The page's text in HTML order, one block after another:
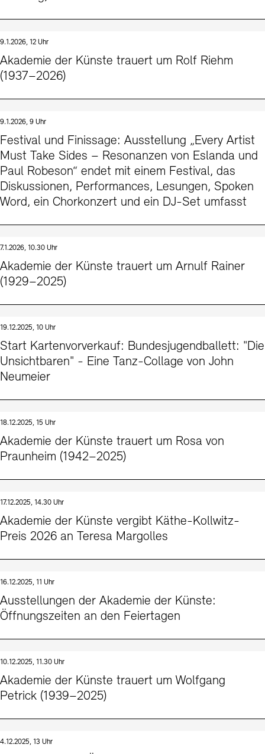
9.1.2026, 12 Uhr
Akademie der Künste trauert um Rolf Riehm
(1937–2026)
9.1.2026, 9 Uhr
Festival und Finissage: Ausstellung „Every Artist
Must Take Sides – Resonanzen von Eslanda und
Paul Robeson“ endet mit einem Festival, das
Diskussionen, Performances, Lesungen, Spoken
Word, ein Chorkonzert und ein DJ-Set umfasst
7.1.2026, 10.30 Uhr
Akademie der Künste trauert um Arnulf Rainer
(1929–2025)
19.12.2025, 10 Uhr
Start Kartenvorverkauf: Bundesjugendballett: "Die
Unsichtbaren" - Eine Tanz-Collage von John
Neumeier
18.12.2025, 15 Uhr
Akademie der Künste trauert um Rosa von
Praunheim (1942–2025)
17.12.2025, 14.30 Uhr
Akademie der Künste vergibt Käthe-Kollwitz-
Preis 2026 an Teresa Margolles
16.12.2025, 11 Uhr
Ausstellungen der Akademie der Künste:
Öffnungszeiten an den Feiertagen
10.12.2025, 11.30 Uhr
Akademie der Künste trauert um Wolfgang
Petrick (1939–2025)
4.12.2025, 13 Uhr